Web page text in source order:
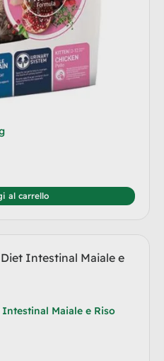
al carrello
Maiale e Riso